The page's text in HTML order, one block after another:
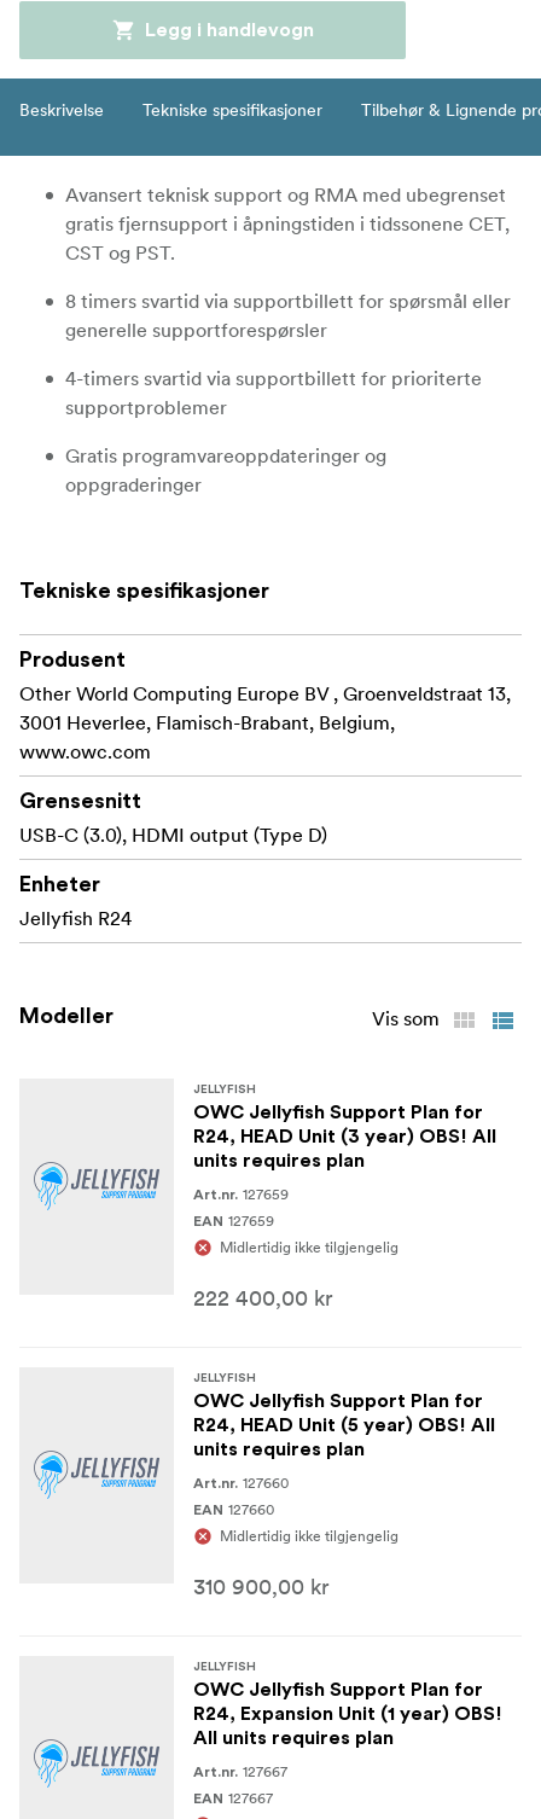
Legg i handlevogn
Beskrivelse Tekniske spesifikasjoner Tilbehør & Lignende
Avansert teknisk support og RMA med ubegrenset
gratis fjernsupport i åpningstiden i tidssonene CET,
CST og PST.
8 timers svartid via supportbillett for spørsmål eller
generelle supportforespørsler
4-timers svartid via supportbillett for prioriterte
supportproblemer
Gratis programvareoppdateringer og
oppgraderinger
Tekniske spesifikasjoner
Produsent
Other World Computing Europe BV , Groenveldstraat 13,
3001 Heverlee, Flamisch-Brabant, Belgium,
www.owc.com
Grensesnitt
USB-C (3.0), HDMI output (Type D)
Enheter
Jellyfish R24
Modeller Vis som
JELLYFISH
OWC Jellyfish Support Plan for
R24, HEAD Unit (3 year) OBS! All
units requires plan
Art.nr. 127659
EAN 127659
Midlertidig ikke tilgjengelig
222 400,00 kr
JELLYFISH
OWC Jellyfish Support Plan for
R24, HEAD Unit (5 year) OBS! All
units requires plan
Art.nr. 127660
EAN 127660
Midlertidig ikke tilgjengelig
310 900,00 kr
JELLYFISH
OWC Jellyfish Support Plan for
R24, Expansion Unit (1 year) OBS!
All units requires plan
Art.nr. 127667
EAN 127667